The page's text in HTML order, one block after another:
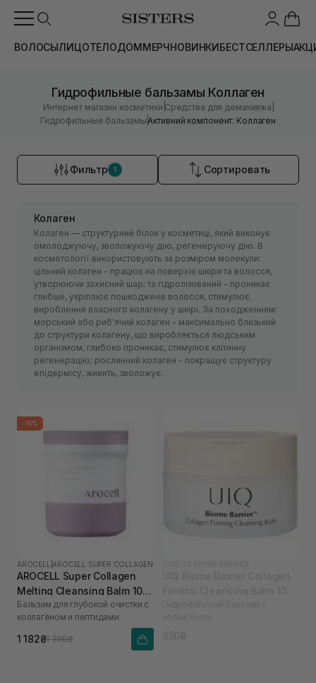
ВОЛОСЫЛИЦОТЕЛОДОММЕРЧНОВИНКИБЕСТСЕЛЛЕРЫ
Гидрофильные бальзамы Коллаген
Интернет магазин косметики |Средства для демакияжа
Гидрофильные бальзамы |Активний компонент: Коллаген
Фильтр 1 Сортировать
Колаген
Колаген — структурний білок у косметиці, який виконує
омолоджуючу, зволожуючу дію, регенеруючу дію. В
косметології використовують за розміром молекули:
цільний колаген - працює на поверхні шкіри та волосся,
утворюючи захисний шар; та гідролізований - проникає
глибше, укріплює пошкоджене волосся, стимулює
вироблення власного колагену у шкірі. За походженням:
морський або риб'ячий колаген - максимально близький
до структури колагену, що виробляється людським
організмом, глибоко проникає, стимулює клітинну
регенерацію; рослинний колаген - покращує структуру
епідермісу, живить, зволожує.
-15%
AROCELL AROCELL SUPER COLLAGEN
AROCELL Super Collagen
Melting Cleansing Balm 100
г
Бальзам для глубокой очистки с
коллагеном и пептидами
1 182₴1 390₴